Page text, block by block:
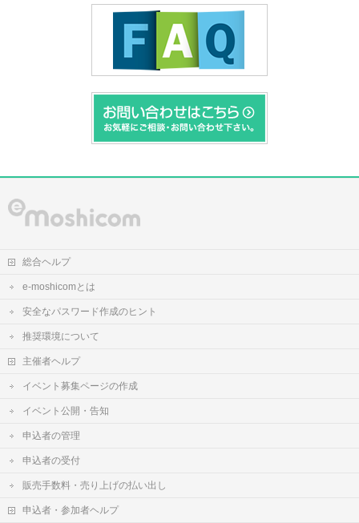
総合ヘルプ
e-moshicomとは
安全なパスワード作成のヒント
推奨環境について
主催者ヘルプ
イベント募集ページの作成
イベント公開・告知
申込者の管理
申込者の受付
販売手数料・売り上げの払い出し
申込者・参加者ヘルプ